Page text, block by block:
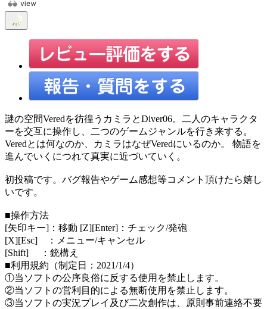
謎の空間Veredを彷徨うカミラとDiver06。二人のキャラクタ
ーを交互に操作し、二つのゲームジャンルを行き来する。
Veredとは何なのか、カミラはなぜVeredにいるのか。 物語を
進んでいくにつれて真実に近づいていく。
初投稿です。バグ報告やゲーム感想等コメント頂けたら嬉し
いです。
■操作方法
[矢印キー]：移動 [Z][Enter]：チェック/発砲
[X][Esc] ：メニュー/キャンセル
[Shift] ：銃構え
■利用規約（制定日：2021/1/4）
①当ソフトの公序良俗に反する使用を禁止します。
②当ソフトの営利目的による無断使用を禁止します。
③当ソフトの実況プレイ及び二次創作は、原則事前連絡不要